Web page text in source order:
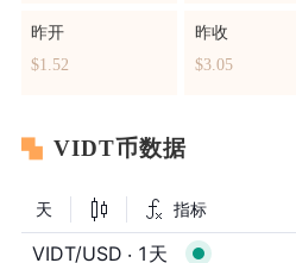
昨开
$1.52
昨收
$3.05
VIDT币数据